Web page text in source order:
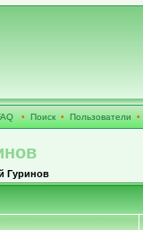
• Поиск • Пользователи •
Гуринов